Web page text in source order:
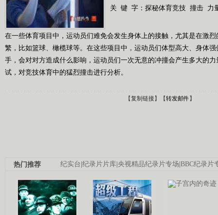
关 键 字： 探秘体育竞技 撞击 力
在一些体育项目中，运动员们难免会发生身体上的接触，尤其是在激
繁，比如篮球、橄榄球等。在这些项目中，运动员们体型高大、身体
手，会对对方造成什么影响，运动员们一次无意的冲撞会产生多大的
试，对竞技体育中的猛烈撞击进行分析。
【复制链接】【转发邮件】
纪实台|纪录片片库|央视精品纪录片专场|BBC纪录片
热门推荐